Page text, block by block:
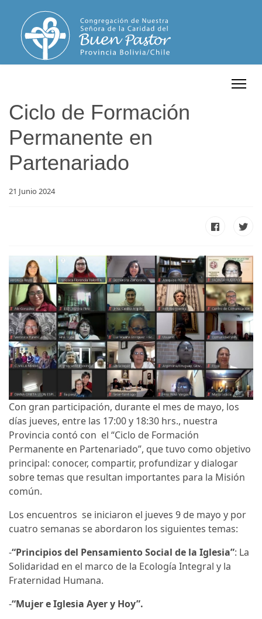
Ciclo de Formación
Permanente en
Partenariado
21 Junio 2024
Con gran participación, durante el mes de mayo, los
días jueves, entre las 17:00 y 18:30 hrs., nuestra
Provincia contó con el “Ciclo de Formación
Permanente en Partenariado”, que tuvo como objetivo
principal: conocer, compartir, profundizar y dialogar
sobre temas que resultan importantes para la Misión
común.
Los encuentros se iniciaron el jueves 9 de mayo y por
cuatro semanas se abordaron los siguientes temas:
-“Principios del Pensamiento Social de la Iglesia”: La
Solidaridad en el marco de la Ecología Integral y la
Fraternidad Humana.
-“Mujer e Iglesia Ayer y Hoy”.